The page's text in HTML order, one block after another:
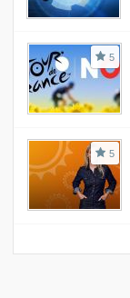
5
5